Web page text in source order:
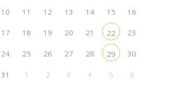
10 11 12 13 14 15 16
17 18 19 20 21 22 23
24 25 26 27 28 29 30
31 1 2 3 4 5 6